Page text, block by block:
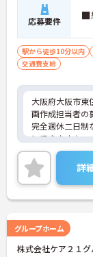
応募要件 ■
駅から徒歩10分以内
交通費支給
大阪府大阪市東
画作成担当者の
完全週休二日制
にできます☆
昇給・賞与あ
す！
ご興味のある方
に詳細をお話し
さい！
詳
グループホーム
株式会社ケア２１